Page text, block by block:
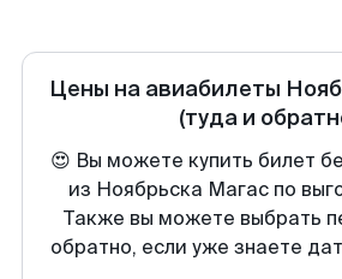
Цены на авиабилеты
(туда и
😍 Вы можете купить билет
из Ноябрьска Магас по
Также вы можете выбрать
обратно, если уже знаете